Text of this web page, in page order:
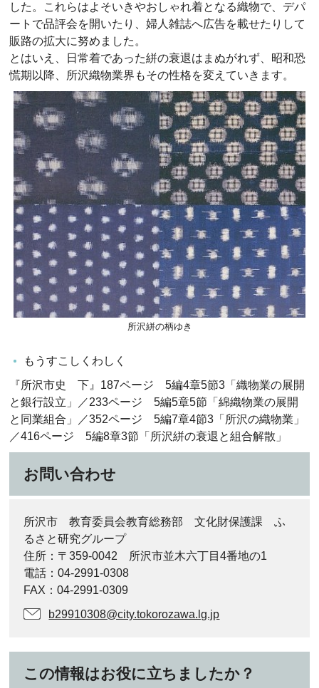
した。これらはよそいきやおしゃれ着となる織物で、デパ
ートで品評会を開いたり、婦人雑誌へ広告を載せたりして
販路の拡大に努めました。
とはいえ、日常着であった絣の衰退はまぬがれず、昭和恐
慌期以降、所沢織物業界もその性格を変えていきます。
所沢絣の柄ゆき
もうすこしくわしく
『所沢市史 下』187ページ 5編4章5節3「織物業の展開
と銀行設立」／233ページ 5編5章5節「綿織物業の展開
と同業組合」／352ページ 5編7章4節3「所沢の織物業」
／416ページ 5編8章3節「所沢絣の衰退と組合解散」
お問い合わせ
所沢市 教育委員会教育総務部 文化財保護課 ふ
るさと研究グループ
住所：〒359-0042 所沢市並木六丁目4番地の1
電話：04-2991-0308
FAX：04-2991-0309
b29910308@city.tokorozawa.lg.jp
この情報はお役に立ちましたか？